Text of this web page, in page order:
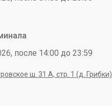
после 14:00 до 23:59
ш. 31 А, стр. 1 (д. Грибки)